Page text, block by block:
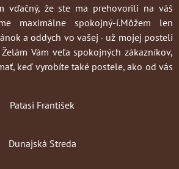
vďačný, že ste ma prehovorili na váš
maximálne spokojný-í.Môžem len
a oddych vo vašej - už mojej posteli
Vám veľa spokojných zákazníkov,
keď vyrobíte také postele, ako od vás
Patasi František
Dunajská Streda